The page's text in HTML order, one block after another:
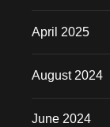
April 2025
August 2024
June 2024